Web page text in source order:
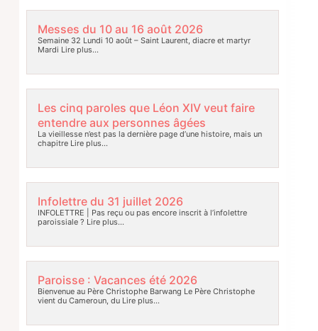
Messes du 10 au 16 août 2026
Semaine 32 Lundi 10 août – Saint Laurent, diacre et martyr
Mardi Lire plus…
Les cinq paroles que Léon XIV veut faire
entendre aux personnes âgées
La vieillesse n’est pas la dernière page d’une histoire, mais un
chapitreLire plus…
Infolettre du 31 juillet 2026
INFOLETTRE | Pas reçu ou pas encore inscrit à l’infolettre
paroissiale ? Lire plus…
Paroisse : Vacances été 2026
Bienvenue au Père Christophe Barwang Le Père Christophe
vient du Cameroun, duLire plus…